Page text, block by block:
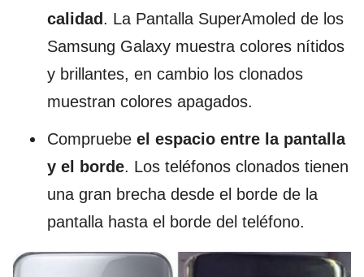
calidad . La Pantalla SuperAmoled de los
Samsung Galaxy muestra colores nítidos
y brillantes, en cambio los clonados
muestran colores apagados.
Compruebe el espacio entre la pantalla
y el borde. Los teléfonos clonados tienen
una gran brecha desde el borde de la
pantalla hasta el borde del teléfono.